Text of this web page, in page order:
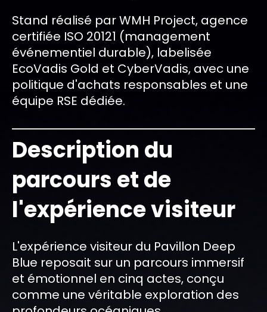
Stand réalisé par WMH Project, agence
certifiée ISO 20121 (management
événementiel durable), labelisée
EcoVadis Gold et CyberVadis, avec une
politique d'achats responsables et une
équipe RSE dédiée.
Description du
parcours et de
l'expérience visiteur
L'expérience visiteur du Pavillon Deep
Blue reposait sur un parcours immersif
et émotionnel en cinq actes, conçu
comme une véritable exploration des